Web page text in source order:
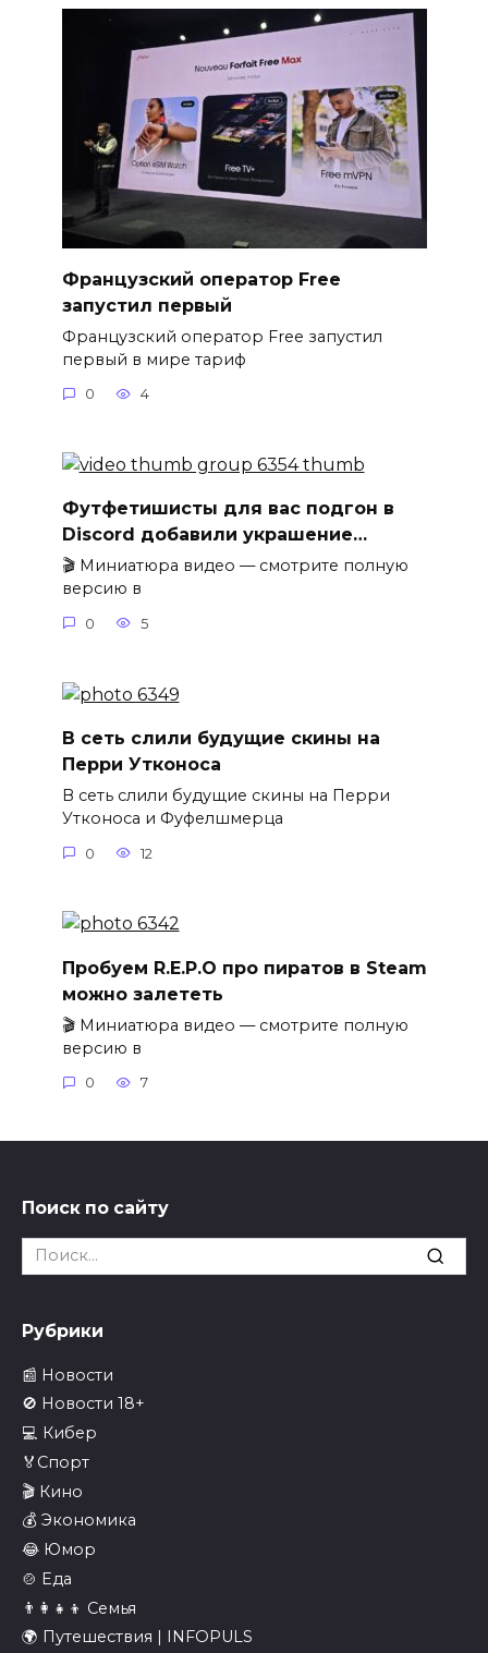
Французский оператор Free
запустил первый
Французский оператор Free запустил
первый в мире тариф
0 4
Футфетишисты для вас подгон в
Discord добавили украшение…
🎬 Миниатюра видео — смотрите полную
версию в
0 5
В сеть слили будущие скины на
Перри Утконоса
В сеть слили будущие скины на Перри
Утконоса и Фуфелшмерца
0 12
Пробуем R.E.P.O про пиратов в Steam
можно залететь
🎬 Миниатюра видео — смотрите полную
версию в
0 7
Поиск по сайту
Search
for:
Рубрики
📰 Новости
🚫 Новости 18+
💻 Кибер
🏅Спорт
🎬 Кино
💰 Экономика
😂 Юмор
🍲 Еда
👨‍👩‍👧‍👦 Семья
🌍 Путешествия | INFOPULS